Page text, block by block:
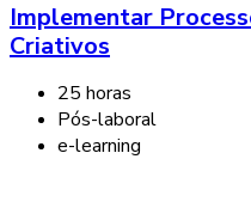
Implementar
Criativos
25 horas
Pós-laboral
e-learning